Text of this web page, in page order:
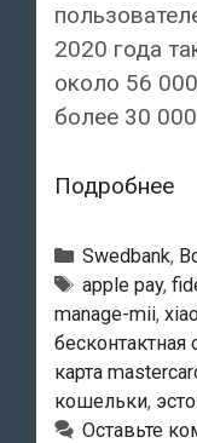
2020 года
около 56
более 30
ПодробнееВ
Рубрики
Swedbank,
Тэги
apple pay,
manage-mii,
бесконтактная
карта
кошельки,
Оставьте